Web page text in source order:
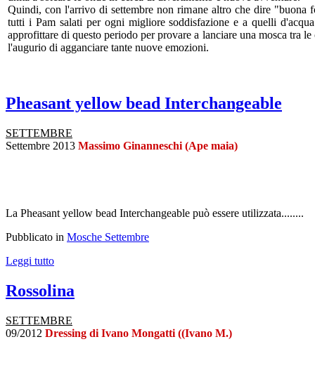
Quindi, con l'arrivo di settembre non rimane altro che dire "buona
tutti i Pam salati per ogni migliore soddisfazione e a quelli
approfittare di questo periodo per provare a lanciare una mosca tra le
l'augurio di agganciare tante nuove emozioni.
Pheasant yellow bead Interchangeable
SETTEMBRE
Settembre 2013 Massimo Ginanneschi (Ape maia)
La Pheasant yellow bead Interchangeable può essere utilizzata........
Pubblicato in Mosche Settembre
Leggi tutto
Rossolina
SETTEMBRE
09/2012 Dressing di Ivano Mongatti ((Ivano M.)